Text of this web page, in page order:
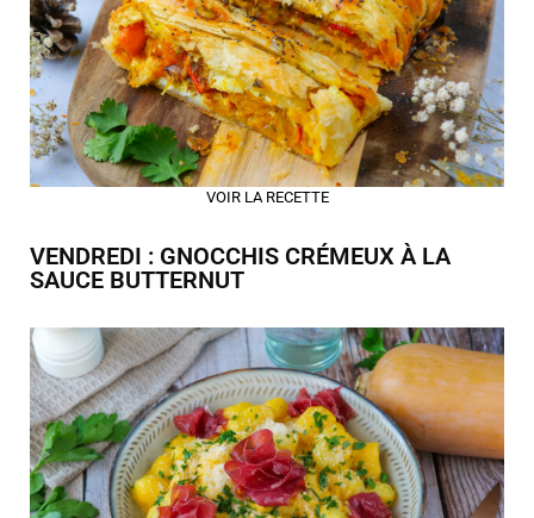
VOIR LA RECETTE
VENDREDI : GNOCCHIS CRÉMEUX À LA
SAUCE BUTTERNUT